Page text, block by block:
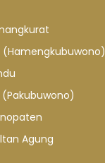
(Hamengkubuwono)
Agung